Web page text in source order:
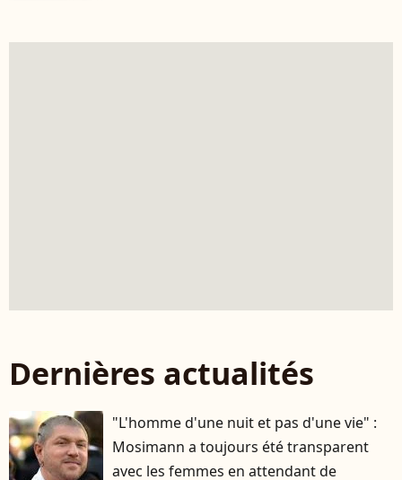
Dernières actualités
"L'homme d'une nuit et pas d'une vie" :
Mosimann a toujours été transparent
avec les femmes en attendant de